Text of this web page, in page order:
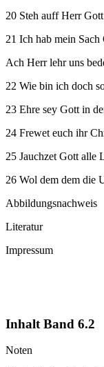
20 Steh auff Herr Gott
21 Ich hab mein
Ach Herr lehr uns
22 Wie bin ich doch
23 Ehre sey Gott in
24 Frewet euch ihr
25 Jauchzet Gott alle
26 Wol dem dem die
Abbildungsnachweis
Literatur
Impressum
Inhalt Band 6.2
Noten